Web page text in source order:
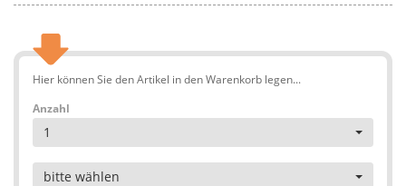
Hier können Sie den Artikel in den Warenkorb legen...
Anzahl
1
Artikel
bitte wählen